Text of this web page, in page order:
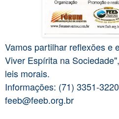
Vamos partilhar reflexões e
Viver Espírita na
leis morais.
Informações: (71) 3351-
feeb@feeb.org.br